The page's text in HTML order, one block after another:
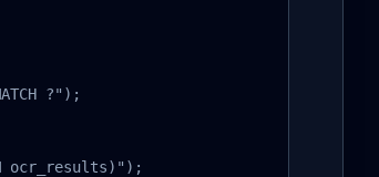
?");
ocr_results)");